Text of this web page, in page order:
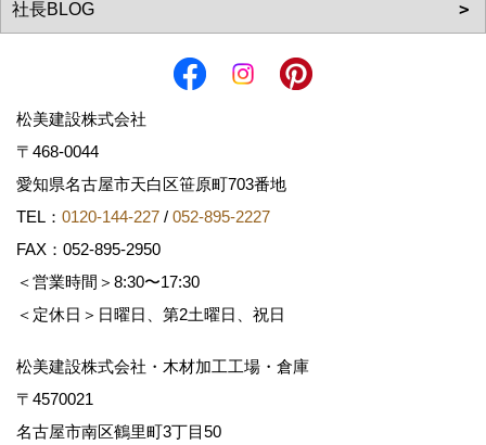
松美建設株式会社
〒468-0044
愛知県名古屋市天白区笹原町703番地
TEL： 0120-144-227 / 052-895-2227
FAX：052-895-2950
＜営業時間＞8:30〜17:30
＜定休日＞日曜日、第2土曜日、祝日
松美建設株式会社・木材加工工場・倉庫
〒4570021
名古屋市南区鶴里町3丁目50